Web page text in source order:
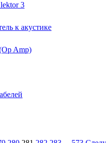
3
к акустике
Amp)